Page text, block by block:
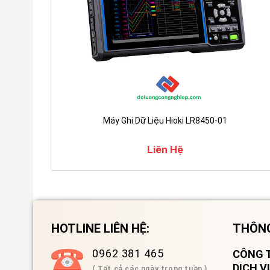
Máy Ghi Dữ Liệu Hioki LR8450-01
Liên Hệ
HOTLINE LIÊN HỆ:
0962 381 465
CÔNG